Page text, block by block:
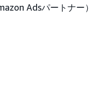
Adsパートナー）